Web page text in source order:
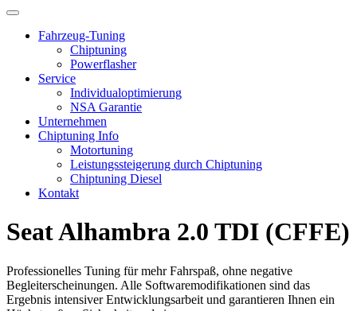
Fahrzeug-Tuning
Chiptuning
Powerflasher
Service
Individualoptimierung
NSA Garantie
Unternehmen
Chiptuning Info
Motortuning
Leistungssteigerung durch Chiptuning
Chiptuning Diesel
Kontakt
Seat Alhambra 2.0 TDI (CFFE)
Professionelles Tuning für mehr Fahrspaß, ohne negative
Begleiterscheinungen. Alle Softwaremodifikationen sind das
Ergebnis intensiver Entwicklungsarbeit und garantieren Ihnen ein